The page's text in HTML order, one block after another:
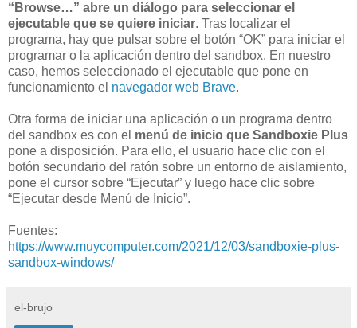
“Browse…” abre un diálogo para seleccionar el
ejecutable que se quiere iniciar. Tras localizar el
programa, hay que pulsar sobre el botón “OK” para iniciar el
programar o la aplicación dentro del sandbox. En nuestro
caso, hemos seleccionado el ejecutable que pone en
funcionamiento el navegador web Brave.
Otra forma de iniciar una aplicación o un programa dentro
del sandbox es con el menú de inicio que Sandboxie Plus
pone a disposición. Para ello, el usuario hace clic con el
botón secundario del ratón sobre un entorno de aislamiento,
pone el cursor sobre “Ejecutar” y luego hace clic sobre
“Ejecutar desde Menú de Inicio”.
Fuentes:
https://www.muycomputer.com/2021/12/03/sandboxie-plus-
sandbox-windows/
el-brujo